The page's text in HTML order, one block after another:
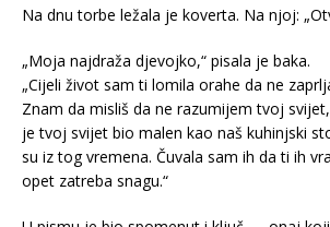
Na dnu torbe ležala je koverta. Na njoj:
„Moja najdraža djevojko,“ pisala je baka.
„Cijeli život sam ti lomila orahe da ne
Znam da misliš da ne razumijem tvoj
je tvoj svijet bio malen kao naš kuhinjski
su iz tog vremena. Čuvala sam ih da ti ih
opet zatreba snagu.“